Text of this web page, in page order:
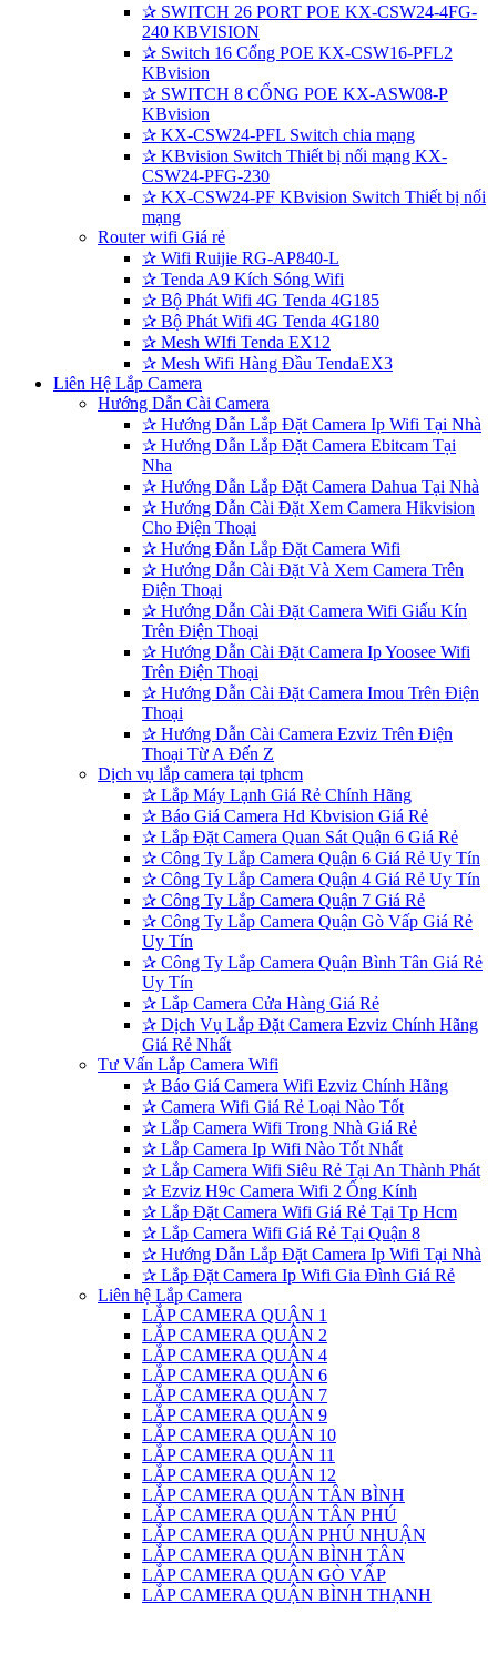
✰ SWITCH 26 PORT POE KX-CSW24-4FG-
240 KBVISION
✰ Switch 16 Cổng POE KX-CSW16-PFL2
KBvision
✰ SWITCH 8 CỔNG POE KX-ASW08-P
KBvision
✰ KX-CSW24-PFL Switch chia mạng
✰ KBvision Switch Thiết bị nối mạng KX-
CSW24-PFG-230
✰ KX-CSW24-PF KBvision Switch Thiết bị nối
mạng
Router wifi Giá rẻ
✰ Wifi Ruijie RG-AP840-L
✰ Tenda A9 Kích Sóng Wifi
✰ Bộ Phát Wifi 4G Tenda 4G185
✰ Bộ Phát Wifi 4G Tenda 4G180
✰ Mesh WIfi Tenda EX12
✰ Mesh Wifi Hàng Đầu TendaEX3
Liên Hệ Lắp Camera
Hướng Dẫn Cài Camera
✰ Hướng Dẫn Lắp Đặt Camera Ip Wifi Tại Nhà
✰ Hướng Dẫn Lắp Đặt Camera Ebitcam Tại
Nha
✰ Hướng Dẫn Lắp Đặt Camera Dahua Tại Nhà
✰ Hướng Dẫn Cài Đặt Xem Camera Hikvision
Cho Điện Thoại
✰ Hướng Đẫn Lắp Đặt Camera Wifi
✰ Hướng Dẫn Cài Đặt Và Xem Camera Trên
Điện Thoại
✰ Hướng Dẫn Cài Đặt Camera Wifi Giấu Kín
Trên Điện Thoại
✰ Hướng Dẫn Cài Đặt Camera Ip Yoosee Wifi
Trên Điện Thoại
✰ Hướng Dẫn Cài Đặt Camera Imou Trên Điện
Thoại
✰ Hướng Dẫn Cài Camera Ezviz Trên Điện
Thoại Từ A Đến Z
Dịch vụ lắp camera tại tphcm
✰ Lắp Máy Lạnh Giá Rẻ Chính Hãng
✰ Báo Giá Camera Hd Kbvision Giá Rẻ
✰ Lắp Đặt Camera Quan Sát Quận 6 Giá Rẻ
✰ Công Ty Lắp Camera Quận 6 Giá Rẻ Uy Tín
✰ Công Ty Lắp Camera Quận 4 Giá Rẻ Uy Tín
✰ Công Ty Lắp Camera Quận 7 Giá Rẻ
✰ Công Ty Lắp Camera Quận Gò Vấp Giá Rẻ
Uy Tín
✰ Công Ty Lắp Camera Quận Bình Tân Giá Rẻ
Uy Tín
✰ Lắp Camera Cửa Hàng Giá Rẻ
✰ Dịch Vụ Lắp Đặt Camera Ezviz Chính Hãng
Giá Rẻ Nhất
Tư Vấn Lắp Camera Wifi
✰ Báo Giá Camera Wifi Ezviz Chính Hãng
✰ Camera Wifi Giá Rẻ Loại Nào Tốt
✰ Lắp Camera Wifi Trong Nhà Giá Rẻ
✰ Lắp Camera Ip Wifi Nào Tốt Nhất
✰ Lắp Camera Wifi Siêu Rẻ Tại An Thành Phát
✰ Ezviz H9c Camera Wifi 2 Ống Kính
✰ Lắp Đặt Camera Wifi Giá Rẻ Tại Tp Hcm
✰ Lắp Camera Wifi Giá Rẻ Tại Quận 8
✰ Hướng Dẫn Lắp Đặt Camera Ip Wifi Tại Nhà
✰ Lắp Đặt Camera Ip Wifi Gia Đình Giá Rẻ
Liên hệ Lắp Camera
LẮP CAMERA QUẬN 1
LẮP CAMERA QUẬN 2
LẮP CAMERA QUẬN 4
LẮP CAMERA QUẬN 6
LẮP CAMERA QUẬN 7
LẮP CAMERA QUẬN 9
LẮP CAMERA QUẬN 10
LẮP CAMERA QUẬN 11
LẮP CAMERA QUẬN 12
LẮP CAMERA QUẬN TÂN BÌNH
LẮP CAMERA QUẬN TÂN PHÚ
LẮP CAMERA QUẬN PHÚ NHUẬN
LẮP CAMERA QUẬN BÌNH TÂN
LẮP CAMERA QUẬN GÒ VẤP
LẮP CAMERA QUẬN BÌNH THẠNH